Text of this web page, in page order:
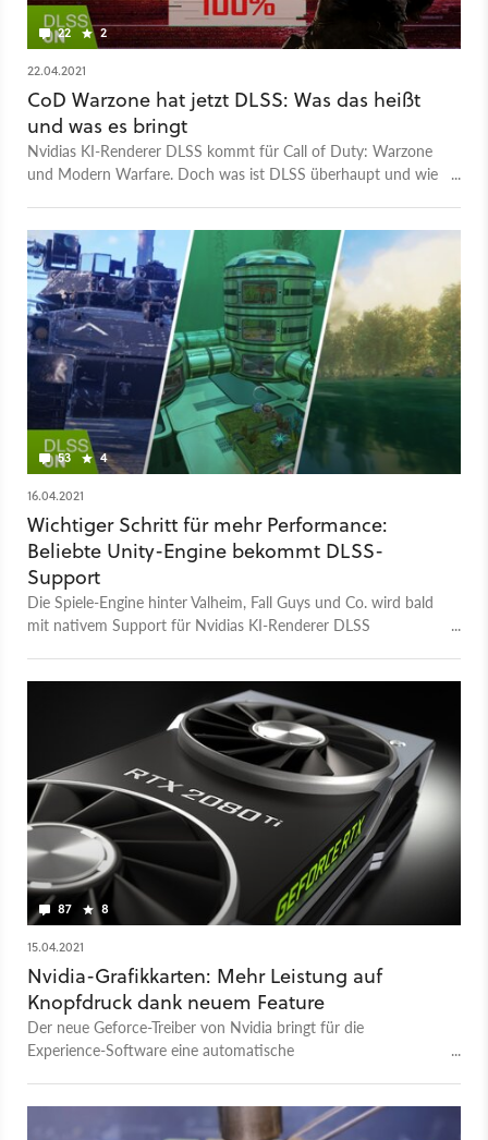
22 2
22.04.2021
CoD Warzone hat jetzt DLSS: Was das heißt
und was es bringt
Nvidias KI-Renderer DLSS kommt für Call of Duty: Warzone
und Modern Warfare. Doch was ist DLSS überhaupt und wie
53 4
16.04.2021
Wichtiger Schritt für mehr Performance:
Beliebte Unity-Engine bekommt DLSS-
Support
Die Spiele-Engine hinter Valheim, Fall Guys und Co. wird bald
mit nativem Support für Nvidias KI-Renderer DLSS
87 8
15.04.2021
Nvidia-Grafikkarten: Mehr Leistung auf
Knopfdruck dank neuem Feature
Der neue Geforce-Treiber von Nvidia bringt für die
Experience-Software eine automatische